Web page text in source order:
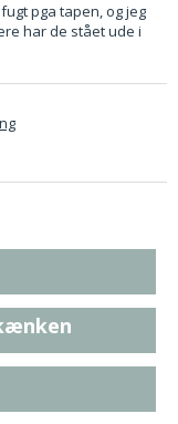
pga tapen, og jeg
har de stået ude i